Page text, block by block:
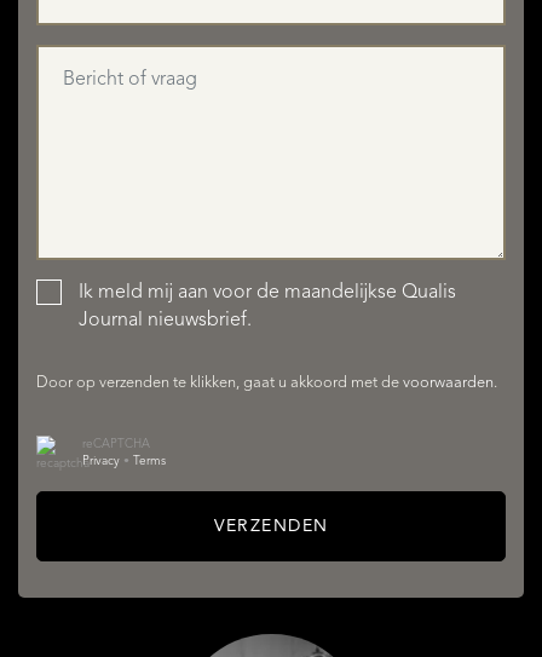
Ik meld mij aan voor de maandelijkse Qualis
Journal nieuwsbrief.
Door op verzenden te klikken, gaat u akkoord met de voorwaarden.
reCAPTCHA
Privacy • Terms
VERZENDEN
AANBOD
DIENSTEN